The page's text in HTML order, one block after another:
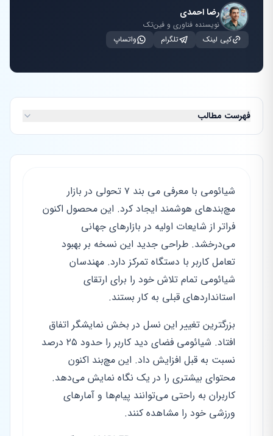
رضا احمدی
نویسنده فناوری و فین‌تک
کپی لینک
تلگرام واتساپ
فهرست مطالب
شیائومی با معرفی می بند ۷ تحولی در بازار
مچ‌بندهای هوشمند ایجاد کرد. این محصول اکنون
فراتر از شایعات اولیه در بازارهای جهانی
می‌درخشد. طراحی جدید این نسخه بر بهبود
تعامل کاربر با دستگاه تمرکز دارد. مهندسان
شیائومی تمام تلاش خود را برای ارتقای
استانداردهای قبلی به کار بستند.
بزرگترین تغییر این نسل در بخش نمایشگر اتفاق
افتاد. شیائومی فضای دید کاربر را حدود ۲۵ درصد
نسبت به قبل افزایش داد. این مچ‌بند اکنون
محتوای بیشتری را در یک نگاه نمایش می‌دهد.
کاربران به راحتی می‌توانند پیام‌ها و آمارهای
ورزشی خود را مشاهده کنند.